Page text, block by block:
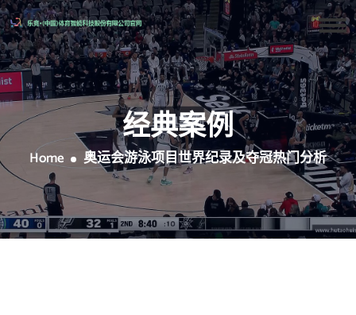
经典案例
Home 奥运会游泳项目世界纪录及夺冠热门分析